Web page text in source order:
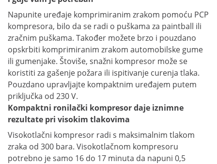
Napunite uređaje komprimiranim zrakom pomoću PCP
kompresora, bilo da se radi o puškama za paintball ili
zračnim puškama. Također možete brzo i pouzdano
opskrbiti komprimiranim zrakom automobilske gume
ili gumenjake. Štoviše, snažni kompresor može se
koristiti za gašenje požara ili ispitivanje curenja tlaka.
Pouzdano upravljajte kompaktnim uređajem putem
priključka od 230 V.
Kompaktni ronilački kompresor daje iznimne
rezultate pri visokim tlakovima
Visokotlačni kompresor radi s maksimalnim tlakom
zraka od 300 bara. Visokotlačnom kompresoru
potrebno je samo 16 do 17 minuta da napuni 0,5